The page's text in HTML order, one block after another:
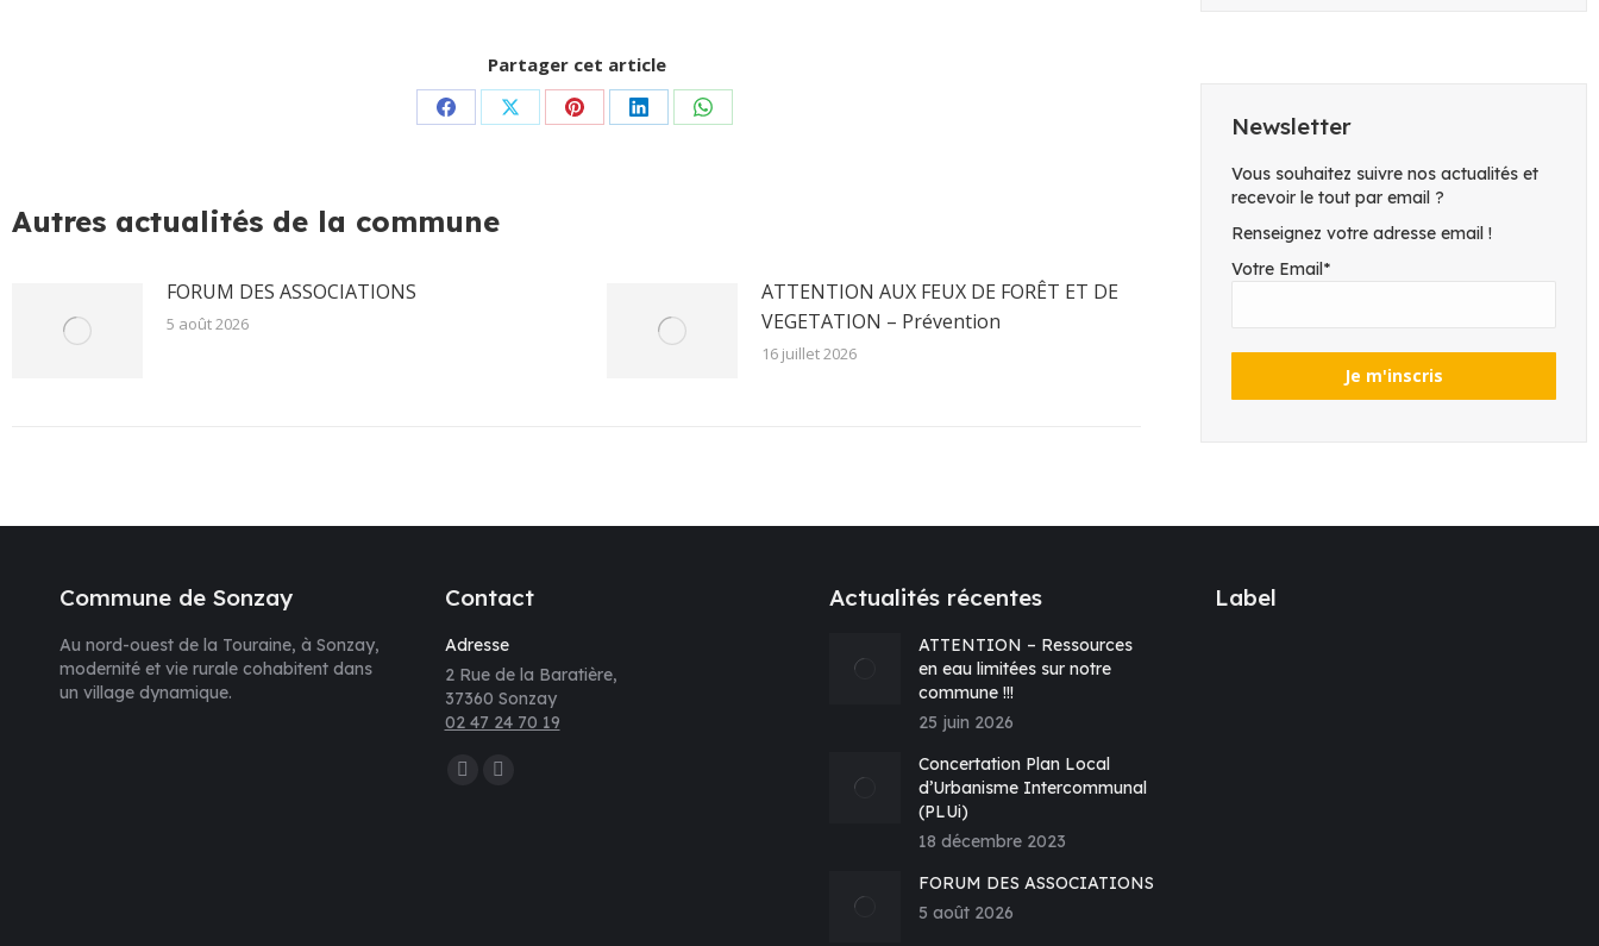
Partager cet article
PartagerPartagerPartagerPartagerPartager
Autres actualités de la commune
FORUM DES ASSOCIATIONS
5 août 2026
ATTENTION AUX FEUX DE FORÊT ET DE
VEGETATION – Prévention
16 juillet 2026
Newsletter
Vous souhaitez suivre nos actualités et
recevoir le tout par email ?
Renseignez votre adresse email !
Votre Email*
Commune de Sonzay
Au nord-ouest de la Touraine, à Sonzay,
modernité et vie rurale cohabitent dans
un village dynamique.
Contact
Adresse
2 Rue de la Baratière,
37360 Sonzay
02 47 24 70 19
Trouvez nous sur :
Actualités récentes
ATTENTION – Ressources
en eau limitées sur notre
commune !!!
25 juin 2026
Concertation Plan Local
d’Urbanisme Intercommunal
(PLUi)
18 décembre 2023
FORUM DES ASSOCIATIONS
5 août 2026
Label